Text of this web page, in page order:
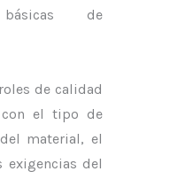
de
de calidad
con el tipo de
material, el
exigencias del